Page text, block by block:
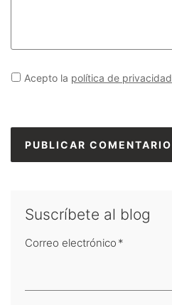
Acepto la política de privacidad
Suscríbete al blog
Correo electrónico *